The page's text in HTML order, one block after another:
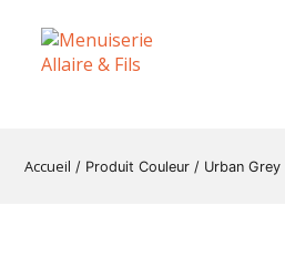
Accueil / Produit Couleur / Urban Grey